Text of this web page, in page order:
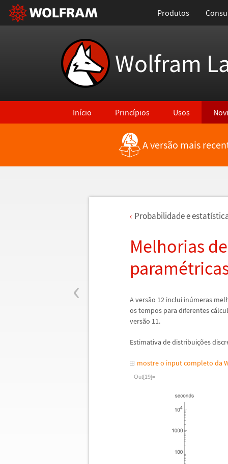
Produtos
Wolfram
Início Princípios Usos
A versão mais
‹
Probabilidade e estatí
Melhorias
paramé
A versão 12 inclui inúmeras
os tempos para diferentes cá
versão 11.
Estimativa de distribuições
mostre o input completo da
Out[19]=